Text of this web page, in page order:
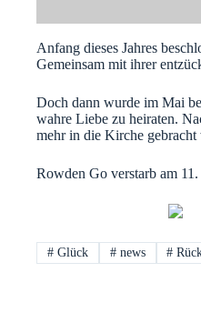
Anfang dieses Jahres
Gemeinsam mit ihrer
Doch dann wurde im Mai
wahre Liebe zu heiraten.
mehr in die Kirche gebracht
Rowden Go verstarb am
#Glück #news #